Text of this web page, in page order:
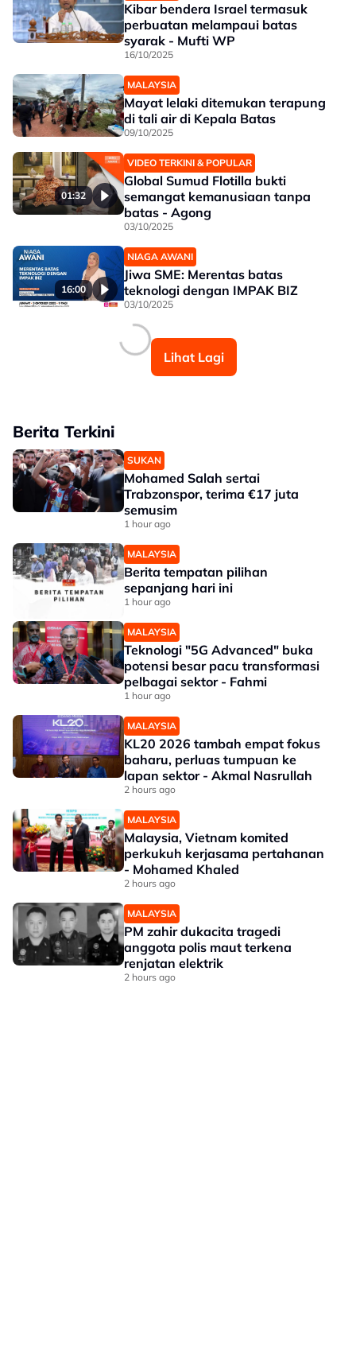
Kibar bendera Israel termasuk
perbuatan melampaui batas
syarak - Mufti WP
16/10/2025
MALAYSIA
Mayat lelaki ditemukan terapung
di tali air di Kepala Batas
09/10/2025
01:32
VIDEO TERKINI & POPULAR
Global Sumud Flotilla bukti
semangat kemanusiaan tanpa
batas - Agong
03/10/2025
16:00
NIAGA AWANI
Jiwa SME: Merentas batas
teknologi dengan IMPAK BIZ
03/10/2025
Lihat Lagi
Berita Terkini
SUKAN
Mohamed Salah sertai
Trabzonspor, terima €17 juta
semusim
1 hour ago
MALAYSIA
Berita tempatan pilihan
sepanjang hari ini
1 hour ago
MALAYSIA
Teknologi "5G Advanced" buka
potensi besar pacu transformasi
pelbagai sektor - Fahmi
1 hour ago
MALAYSIA
KL20 2026 tambah empat fokus
baharu, perluas tumpuan ke
lapan sektor - Akmal Nasrullah
2 hours ago
MALAYSIA
Malaysia, Vietnam komited
perkukuh kerjasama pertahanan
- Mohamed Khaled
2 hours ago
MALAYSIA
PM zahir dukacita tragedi
anggota polis maut terkena
renjatan elektrik
2 hours ago